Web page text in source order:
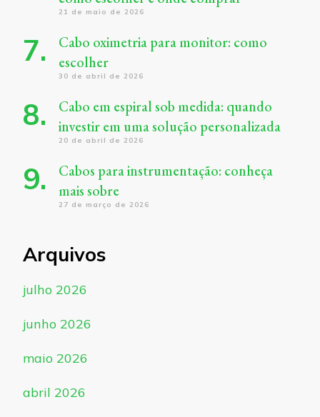
21 de maio de 2026
Cabo oximetria para monitor: como
escolher
30 de abril de 2026
Cabo em espiral sob medida: quando
investir em uma solução personalizada
20 de abril de 2026
Cabos para instrumentação: conheça
mais sobre
27 de março de 2026
Arquivos
julho 2026
junho 2026
maio 2026
abril 2026